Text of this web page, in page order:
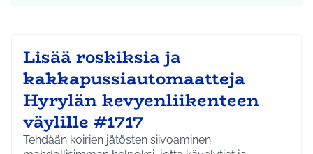
Lisää roskiksia ja
kakkapussiautomaatteja
Hyrylän kevyenliikenteen
väylille #1717
Tehdään koirien jätösten siivoaminen